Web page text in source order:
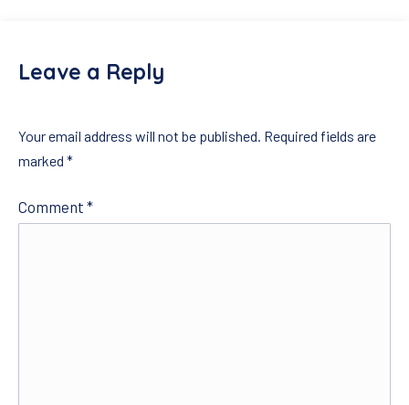
Leave a Reply
Your email address will not be published. Required fields are
marked *
Comment *